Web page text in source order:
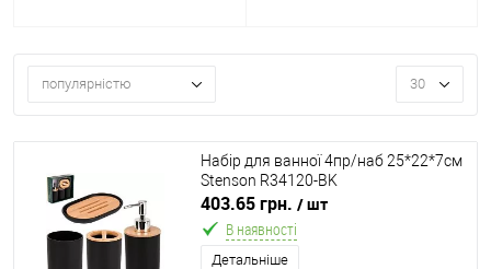
популярністю 30
Набір для ванної 4пр/наб 25*22*7см
Stenson R34120-BK
403.65 грн. / шт
В наявності
Детальніше